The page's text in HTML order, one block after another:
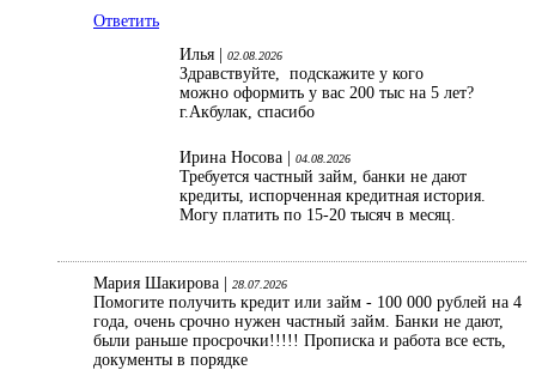
Ответить
Илья | 02.08.2026
Здравствуйте, подскажите у кого
можно оформить у вас 200 тыс на 5 лет?
г.Акбулак, спасибо
Ирина Носова | 04.08.2026
Требуется частный займ, банки не дают
кредиты, испорченная кредитная история.
Могу платить по 15-20 тысяч в месяц.
Мария Шакирова | 28.07.2026
Помогите получить кредит или займ - 100 000 рублей на 4
года, очень срочно нужен частный займ. Банки не дают,
были раньше просрочки!!!!! Прописка и работа все есть,
документы в порядке